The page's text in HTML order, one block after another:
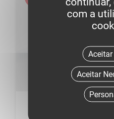
com a
Aceitar